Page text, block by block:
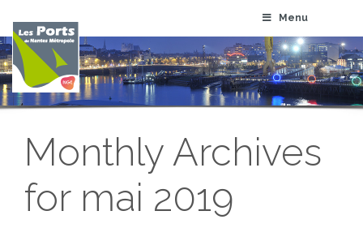
Menu
Monthly Archives
for mai 2019